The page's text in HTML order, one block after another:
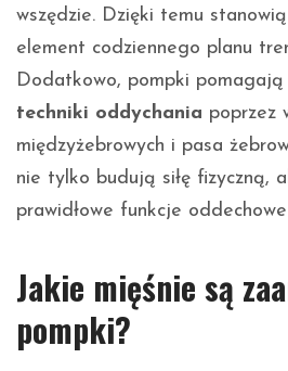
wszędzie. Dzięki temu
element codziennego planu
Dodatkowo, pompki pomagają
techniki oddychania poprzez
międzyżebrowych i pasa
nie tylko budują siłę fizyczną,
prawidłowe funkcje
Jakie mięśnie są
pompki?